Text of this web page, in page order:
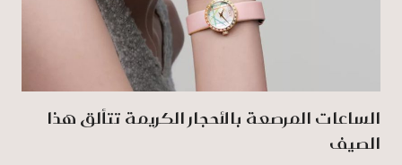
الساعات المرصعة بالأحجار الكريمة تتألق هذا
الصيف